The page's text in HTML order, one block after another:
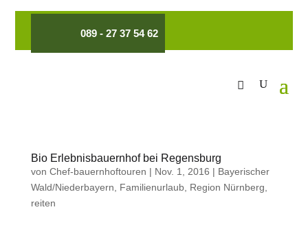
089 - 27 37 54 62
Bio Erlebnisbauernhof bei Regensburg
von Chef-bauernhoftouren | Nov. 1, 2016 | Bayerischer
Wald/Niederbayern
Familienurlaub, Region Nürnberg
reiten